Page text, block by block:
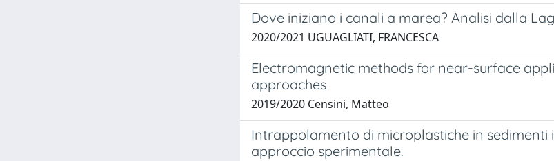
Dove iniziano i canali a marea? Analisi dalla
2020/2021 UGUAGLIATI, FRANCESCA
Electromagnetic methods for near-surface
approaches
2019/2020 Censini, Matteo
Intrappolamento di microplastiche in
approccio sperimentale.